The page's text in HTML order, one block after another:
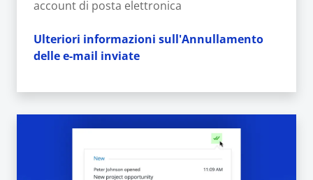
account di posta elettronica
Ulteriori informazioni sull'Annullamento
delle e-mail inviate